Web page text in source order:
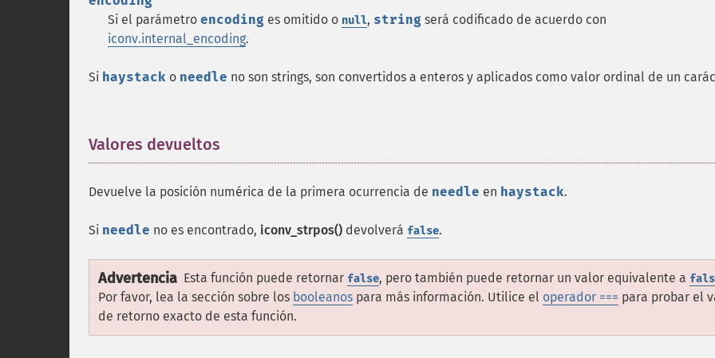
Si el parámetro encoding es omitido o null, string será codificado de acuerdo con
iconv.internal_encoding.
Si haystack o needle no son strings, son convertidos a enteros y aplicados como valor ordinal de un
Valores devueltos
Devuelve la posición numérica de la primera ocurrencia de needle en haystack.
Si needle no es encontrado, iconv_strpos() devolverá false.
Advertencia Esta función puede retornar false, pero también puede retornar un valor equivalente a
Por favor, lea la sección sobre los booleanos para más información. Utilice el operador === para probar el
de retorno exacto de esta función.